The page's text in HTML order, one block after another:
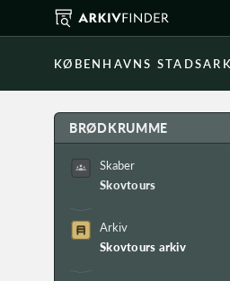
KØBENHAVNS
BRØDKRUMME
Skaber
Skovtours
Arkiv
Skovtours arkiv